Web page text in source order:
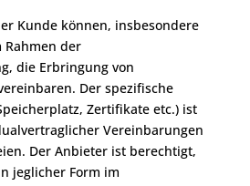
Kunde können, insbesondere
Rahmen der
die Erbringung von
Der spezifische
Zertifikate etc.) ist
Vereinbarungen
Der Anbieter ist berechtigt,
jeglicher Form im